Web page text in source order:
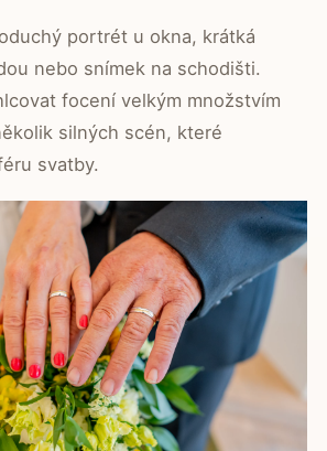
portrét u okna, krátká
nebo snímek na schodišti.
focení velkým množstvím
silných scén, které
svatby.